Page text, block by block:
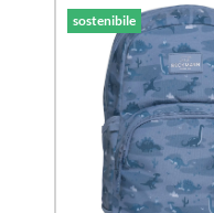
sostenibile